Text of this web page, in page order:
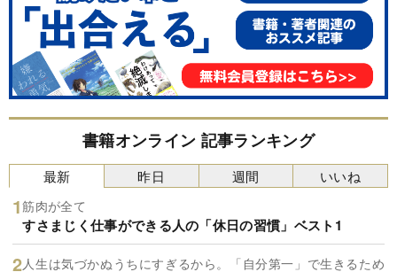
書籍オンライン 記事ランキング
最新
筋肉が全て
すさまじく仕事ができる人の「休日の習慣」ベスト1
人生は気づかぬうちにすぎるから。「自分第一」で生きるため
昨日 週間 いいね